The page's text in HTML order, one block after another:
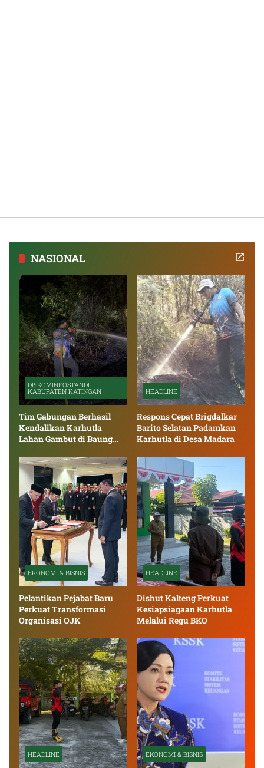
NASIONAL
DISKOMINFOSTANDI
KABUPATEN KATINGAN
Tim Gabungan Berhasil
Kendalikan Karhutla
Lahan Gambut di Baung
HEADLINE
Respons Cepat Brigdalkar
Barito Selatan Padamkan
Karhutla di Desa Madara
EKONOMI & BISNIS
Pelantikan Pejabat Baru
Perkuat Transformasi
Organisasi OJK
HEADLINE
Dishut Kalteng Perkuat
Kesiapsiagaan Karhutla
Melalui Regu BKO
HEADLINE EKONOMI & BISNIS